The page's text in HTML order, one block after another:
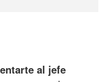
al jefe